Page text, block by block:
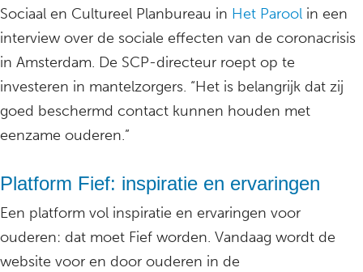
Sociaal en Cultureel Planbureau in Het Parool in een
interview over de sociale effecten van de coronacrisis
in Amsterdam. De SCP-directeur roept op te
investeren in mantelzorgers. “Het is belangrijk dat zij
goed beschermd contact kunnen houden met
eenzame ouderen.”
Platform Fief: inspiratie en ervaringen
Een platform vol inspiratie en ervaringen voor
ouderen: dat moet Fief worden. Vandaag wordt de
website voor en door ouderen in de